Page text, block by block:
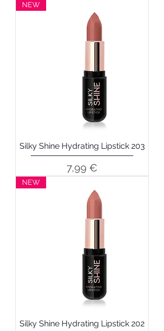
NEW
Silky Shine Hydrating Lipstick 203
Precio
7,99 €
NEW
Silky Shine Hydrating Lipstick 202